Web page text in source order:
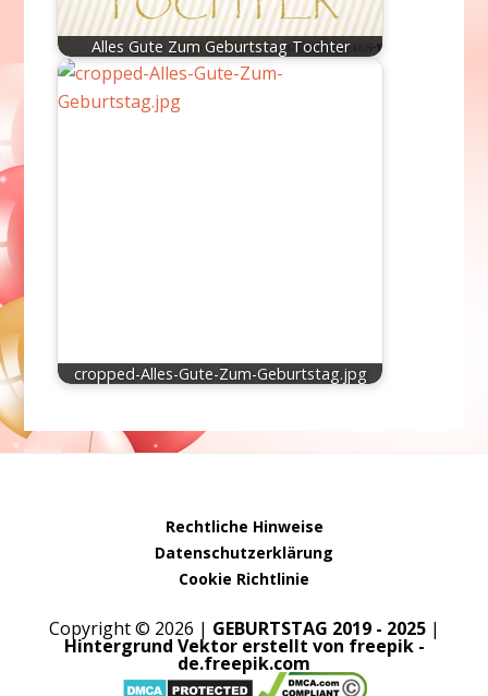
Alles Gute Zum Geburtstag Tochter
cropped-Alles-Gute-Zum-Geburtstag.jpg
Rechtliche Hinweise
Datenschutzerklärung
Cookie Richtlinie
Copyright © 2026 | GEBURTSTAG 2019 - 2025|
Hintergrund Vektor erstellt von freepik -
de.freepik.com